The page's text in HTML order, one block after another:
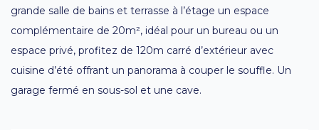
grande salle de bains et terrasse à l’étage un espace
complémentaire de 20m², idéal pour un bureau ou un
espace privé, profitez de 120m carré d’extérieur avec
cuisine d’été offrant un panorama à couper le souffle. Un
garage fermé en sous-sol et une cave.